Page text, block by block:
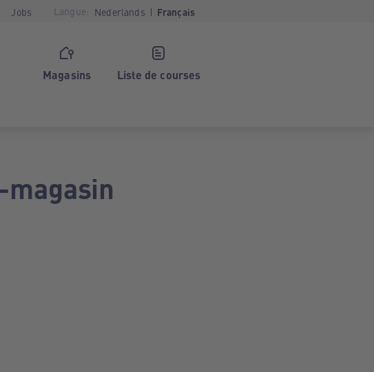
Jobs Langue: Nederlands Français
Magasins Liste de courses